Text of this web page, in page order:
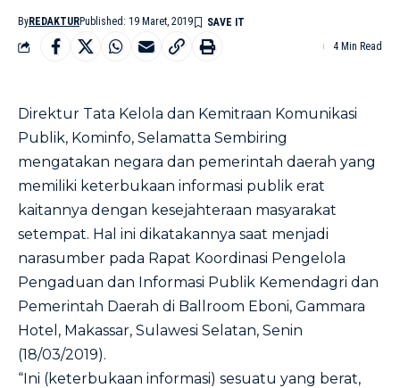
ByREDAKTURPublished: 19 Maret, 2019
4 Min Read
Direktur Tata Kelola dan Kemitraan Komunikasi
Publik, Kominfo, Selamatta Sembiring
mengatakan negara dan pemerintah daerah yang
memiliki keterbukaan informasi publik erat
kaitannya dengan kesejahteraan masyarakat
setempat. Hal ini dikatakannya saat menjadi
narasumber pada Rapat Koordinasi Pengelola
Pengaduan dan Informasi Publik Kemendagri dan
Pemerintah Daerah di Ballroom Eboni, Gammara
Hotel, Makassar, Sulawesi Selatan, Senin
(18/03/2019).
“Ini (keterbukaan informasi) sesuatu yang berat,